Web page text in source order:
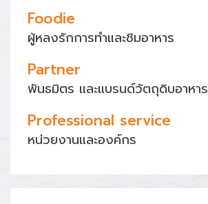
Foodie
ผู้หลงรักการทำและชิมอาหาร
Partner
พันธมิตร และแบรนด์วัตถุดิบอาหาร
Professional service
หน่วยงานและองค์กร